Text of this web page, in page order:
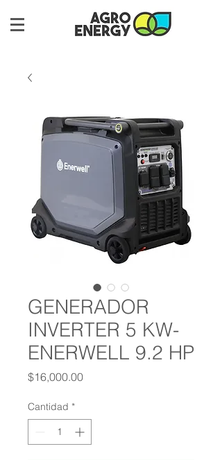
GENERADOR
INVERTER 5 KW-
ENERWELL 9.2 HP
$16,000.00Precio
Cantidad *